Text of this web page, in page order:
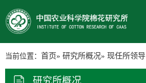
当前位置： 首页» 研究所概况» 现任所领导
研究所概况